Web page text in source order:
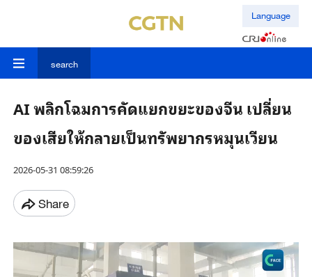
Language
search
AI พลิกโฉมการคัดแยกขยะของจีน เปลี่ยน
ของเสียให้กลายเป็นทรัพยากรหมุนเวียน
2026-05-31 08:59:26
Share